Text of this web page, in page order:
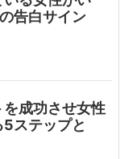
告白サイン
成功させ女性
ステップと